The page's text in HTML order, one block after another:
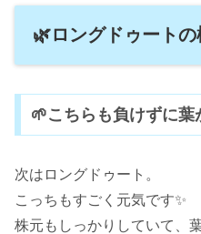
🌿ロングドゥートの
🌱こちらも負けずに葉
次はロングドゥート。
こっちもすごく元気です✨
株元もしっかりしていて、